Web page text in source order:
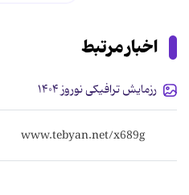
اخبار مرتبط
رزمایش ترافیکی نوروز ۱۴۰۴